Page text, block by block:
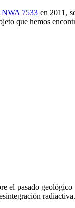
NWA 7533 en 2011,
que hemos
el pasado geológico
radiactiva.